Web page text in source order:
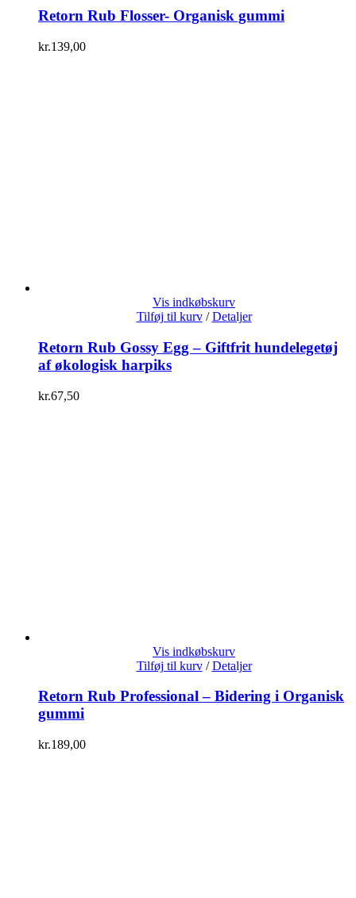
Retorn Rub Flosser- Organisk gummi
kr.139,00
Vis indkøbskurv
Tilføj til kurv / Detaljer
Retorn Rub Gossy Egg – Giftfrit hundelegetøj
af økologisk harpiks
kr.67,50
Vis indkøbskurv
Tilføj til kurv / Detaljer
Retorn Rub Professional – Bidering i Organisk
gummi
kr.189,00